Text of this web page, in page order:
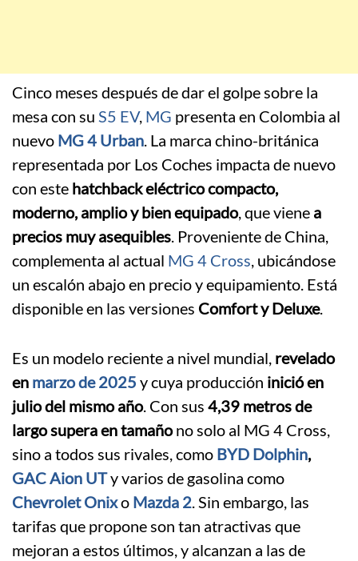
Cinco meses después de dar el golpe sobre la
mesa con su S5 EV, MG presenta en Colombia al
nuevo MG 4 Urban. La marca chino-británica
representada por Los Coches impacta de nuevo
con este hatchback eléctrico compacto,
moderno, amplio y bien equipado, que viene a
precios muy asequibles. Proveniente de China,
complementa al actual MG 4 Cross, ubicándose
un escalón abajo en precio y equipamiento. Está
disponible en las versiones Comfort y Deluxe.
Es un modelo reciente a nivel mundial, revelado
en marzo de 2025 y cuya producción inició en
julio del mismo año. Con sus 4,39 metros de
largo supera en tamañono solo al MG 4 Cross,
sino a todos sus rivales, como BYD Dolphin,
GAC Aion UTy varios de gasolina como
Chevrolet Onixo Mazda 2. Sin embargo, las
tarifas que propone son tan atractivas que
mejoran a estos últimos, y alcanzan a las de